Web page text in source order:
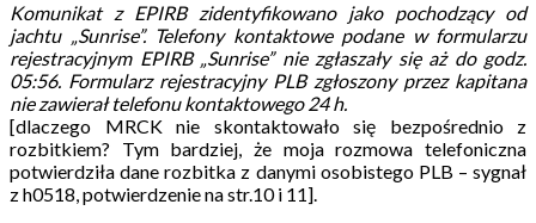
Komunikat z EPIRB zidentyfikowano jako pochodzący od
jachtu „Sunrise”. Telefony kontaktowe podane w formularzu
rejestracyjnym EPIRB „Sunrise” nie zgłaszały się aż do godz.
05:56. Formularz rejestracyjny PLB zgłoszony przez kapitana
nie zawierał telefonu kontaktowego 24 h.
[dlaczego MRCK nie skontaktowało się bezpośrednio z
rozbitkiem? Tym bardziej, że moja rozmowa telefoniczna
potwierdziła dane rozbitka z danymi osobistego PLB – sygnał
z h0518, potwierdzenie na str.10 i 11].